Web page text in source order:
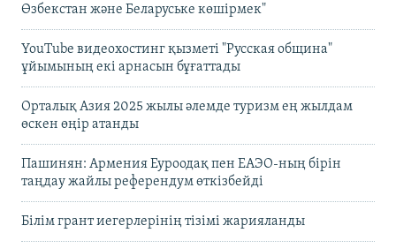
Өзбекстан және Беларуське көшірмек"
YouTube видеохостинг қызметі "Русская община"
ұйымының екі арнасын бұғаттады
Орталық Азия 2025 жылы әлемде туризм ең жылдам
өскен өңір атанды
Пашинян: Армения Еуроодақ пен ЕАЭО-ның бірін
таңдау жайлы референдум өткізбейді
Білім грант иегерлерінің тізімі жарияланды